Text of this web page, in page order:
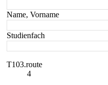
Name, Vorname
Studienfach
T103.route
4